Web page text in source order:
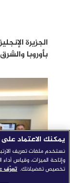
الجزيرة
بأوروبا
يمكنك الاعتماد
نستخدم ملفات تعريف
وإتاحة الميزات، وقياس
تخصيص تفضيلاتك. تعرّف